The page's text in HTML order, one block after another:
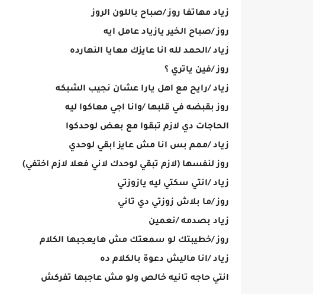
زياد مهاتفا روز /صباح باللون الروز
روز /صباح الخير يازياد عامل ايه
زياد /الحمد لله انا عايزك معايا النهارده
روز /فين ياتري ؟
زياد /رايح مع اهل يارا عشان نجيب الشبكه
روز بقبضه في قلبها /وانا اجي معاكوا ليه
الحاجات دي لازم تبقوا مع بعض لوحدكوا
زياد /ممم بس انا مش عايز ابقي لوحدي
روز لنفسها (لازم تبقي لوحدك لاني فعلا لازم اختفي)
زياد /انتي سكتي ليه يازوزتي
روز /ما بلاش زوزتي دي تاني
زياد بصدمه /نعمين
روز /خطيبتك لو سمعتك مش هايعجبها الكلام
زياد /انا ماليش دعوة بالكلام ده
انتي حاجه تانيه خالص ولو مش عاجبها تفركش